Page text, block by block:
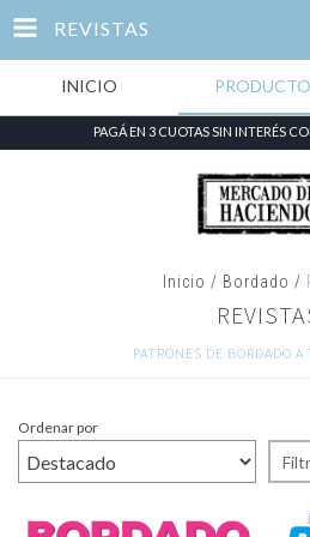
REVISTAS
INICIO
PAGÁ EN 3 CUOTAS SIN INTERÉS
Inicio / Bordado /
PATRONES DE BORDADO
Ordenar por